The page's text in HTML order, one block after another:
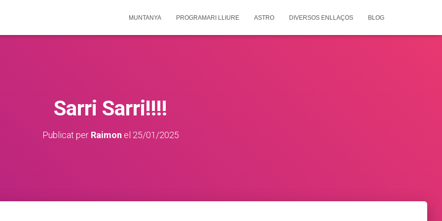
MUNTANYA PROGRAMARI LLIURE ASTRO DIVERSOS ENLLAÇOS BLOG
Sarri Sarri!!!!
Publicat per Raimon el 25/01/2025